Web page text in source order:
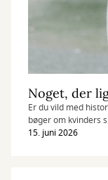
Noget, der
Er du vild med
bøger om kvinders
15. juni 2026